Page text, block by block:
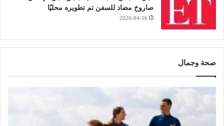
صاروخ مضاد للسفن تم تطويره محليًا
2026-04-16
صحة وجمال